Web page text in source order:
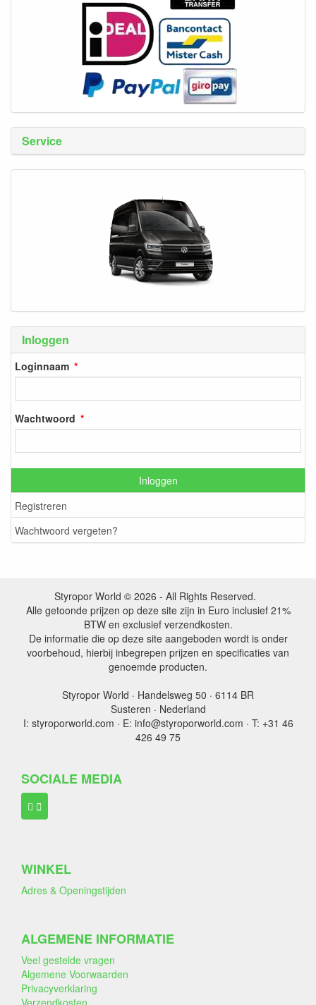
Service
Inloggen
Loginnaam
Wachtwoord
Inloggen
Registreren
Wachtwoord vergeten?
Styropor World © 2026 - All Rights Reserved.
Alle getoonde prijzen op deze site zijn in Euro inclusief 21%
BTW en exclusief verzendkosten.
De informatie die op deze site aangeboden wordt is onder
voorbehoud, hierbij inbegrepen prijzen en specificaties van
genoemde producten.
Styropor World · Handelsweg 50 · 6114 BR
Susteren · Nederland
I: styroporworld.com · E: info@styroporworld.com · T: +31 46
426 49 75
SOCIALE MEDIA
WINKEL
Adres & Openingstijden
ALGEMENE INFORMATIE
Veel gestelde vragen
Algemene Voorwaarden
Privacyverklaring
Verzendkosten